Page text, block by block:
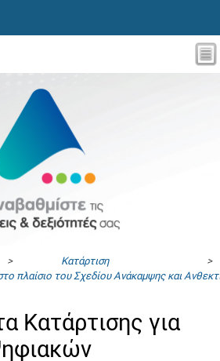
Κατάρτιση>
πλαίσιο του Σχεδίου Ανάκαμψης και
Κατάρτισης για